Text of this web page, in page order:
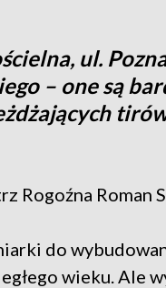
ul.
– one są
Rogoźna Roman
do
wieku. Ale